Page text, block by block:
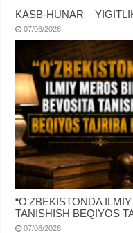
KASB-HUNAR –
07/08/2026
“OʻZBEKISTONDA
TANISHISH BEQIYOS
07/08/2026